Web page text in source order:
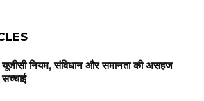
यूजीसी नियम, संविधान और समानता की असहज
सच्चाई